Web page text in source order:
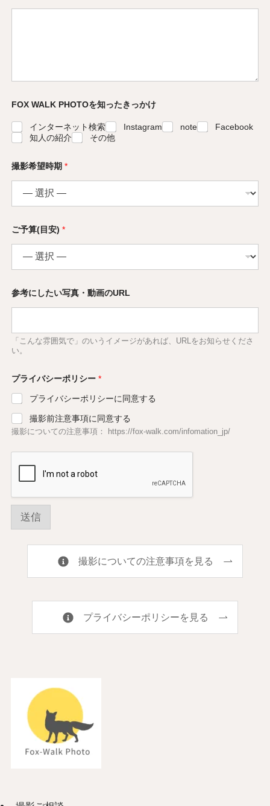
FOX WALK PHOTOを知ったきっかけ
インターネット検索 Instagram note
Facebook
知人の紹介
その他
撮影希望時期 *
ご予算(目安) *
参考にしたい写真・動画のURL
「こんな雰囲気で」のいうイメージがあれば、URLをお知らせくださ
い。
プライバシーポリシー *
プライバシーポリシーに同意する
撮影前注意事項に同意する
撮影についての注意事項： https://fox-walk.com/infomation_jp/
送信
撮影についての注意事項を見る
プライバシーポリシーを見る